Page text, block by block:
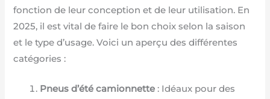
fonction de leur conception et de leur utilisation. En
2025, il est vital de faire le bon choix selon la saison
et le type d’usage. Voici un aperçu des différentes
catégories :
Pneus d’été camionnette : Idéaux pour des